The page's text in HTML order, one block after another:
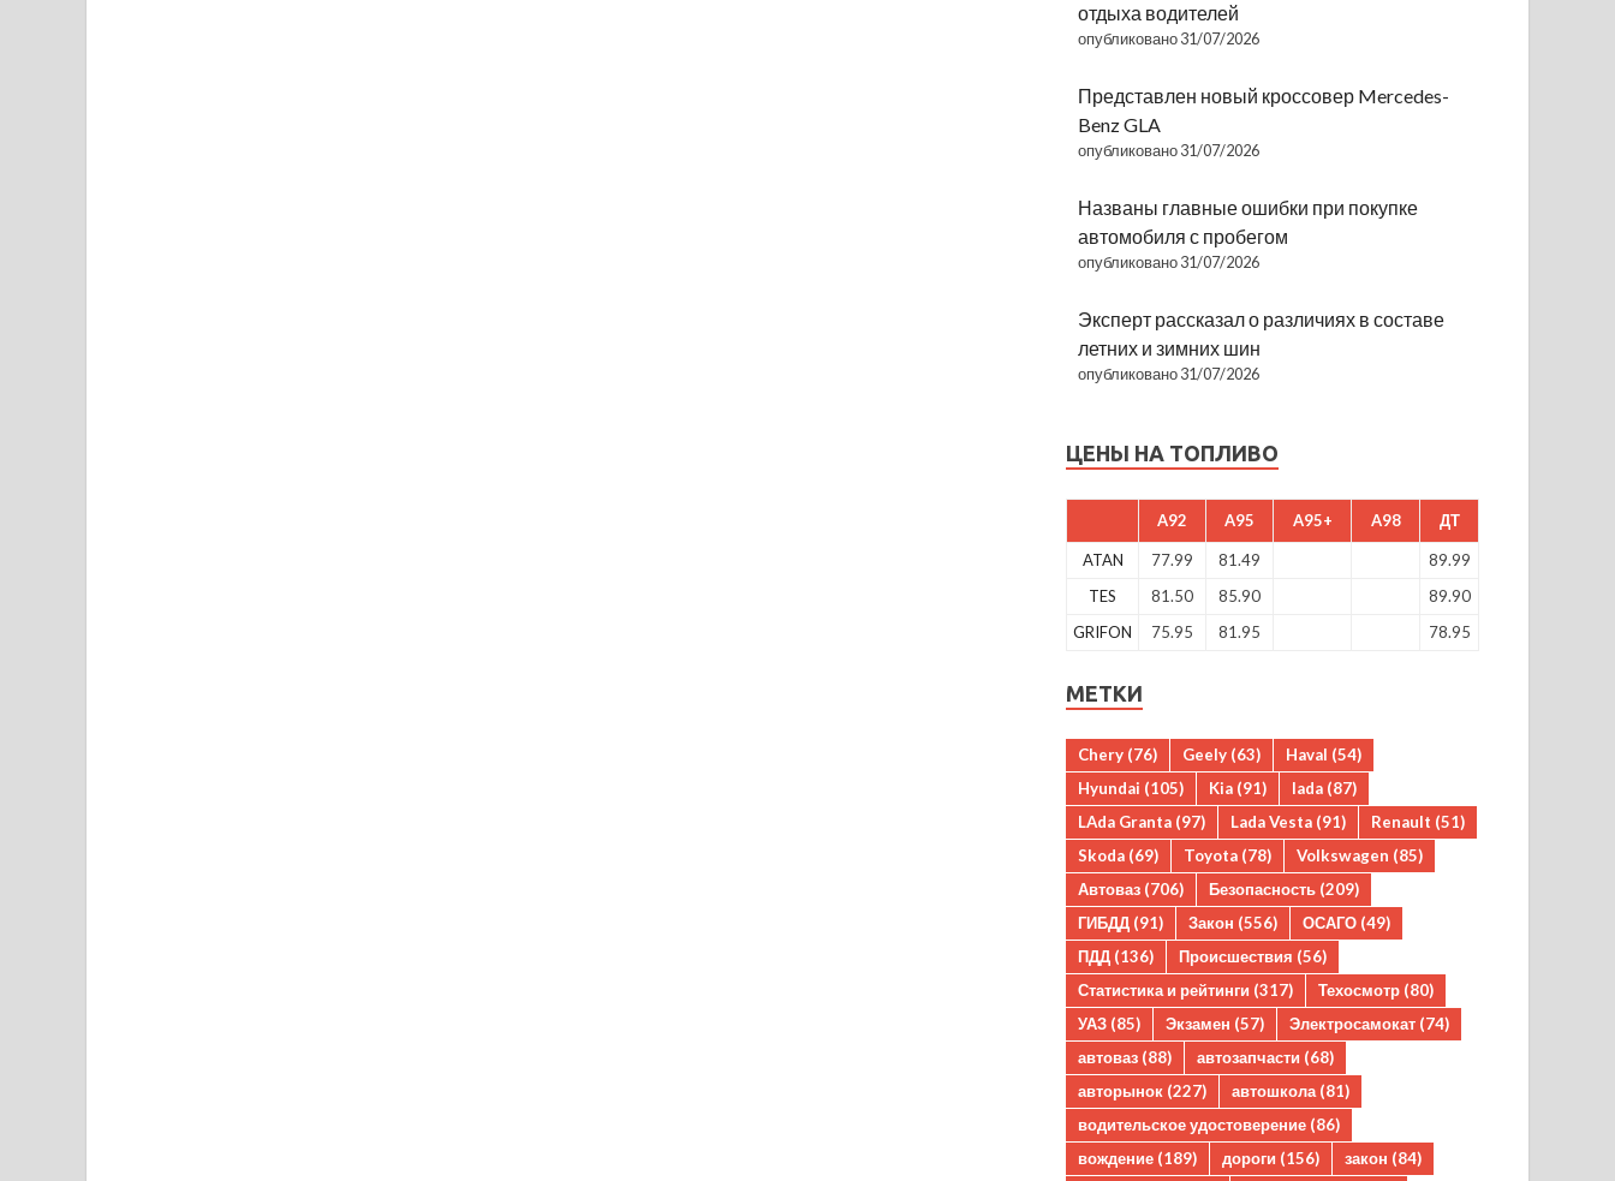
отдыха водителей
опубликовано 31/07/2026
Представлен новый кроссовер Mercedes-
Benz GLA
опубликовано 31/07/2026
Названы главные ошибки при покупке
автомобиля с пробегом
опубликовано 31/07/2026
Эксперт рассказал о различиях в составе
летних и зимних шин
опубликовано 31/07/2026
ЦЕНЫ НА ТОПЛИВО
A92 A95 A95+ A98 ДТ
ATAN 77.99 81.49
89.99
TES
81.50 85.90
89.90
GRIFON
75.95 81.95 78.95
МЕТКИ
Chery (76) Geely (63) Haval (54)
Hyundai (105) Kia (91) lada (87)
LAda Granta (97) Lada Vesta (91) Renault (51)
Skoda (69) Toyota (78) Volkswagen (85)
Автоваз (706) Безопасность (209)
ГИБДД (91) Закон (556) ОСАГО (49)
ПДД (136) Происшествия (56)
Статистика и рейтинги (317) Техосмотр (80)
УАЗ (85) Экзамен (57) Электросамокат (74)
автоваз (88) автозапчасти (68)
авторынок (227) автошкола (81)
водительское удостоверение (86)
вождение (189) дороги (156) закон (84)